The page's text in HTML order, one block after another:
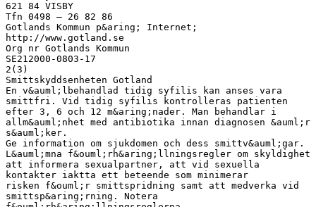
621 84 VISBY
Tfn 0498 – 26 82 86
Gotlands Kommun p&aring; Internet;
http://www.gotland.se
Org nr Gotlands Kommun
SE212000-0803-17
2(3)
Smittskyddsenheten Gotland
En v&auml;lbehandlad tidig syfilis kan anses vara
smittfri. Vid tidig syfilis kontrolleras patienten
efter 3, 6 och 12 m&aring;nader. Man behandlar i
allm&auml;nhet med antibiotika innan diagnosen &auml;r
s&auml;ker.
Ge information om sjukdomen och dess smittv&auml;gar.
L&auml;mna f&ouml;rh&aring;llningsregler om skyldighet
att informera sexualpartner, att vid sexuella
kontakter iaktta ett beteende som minimerar
risken f&ouml;r smittspridning samt att medverka vid
smittsp&aring;rning. Notera